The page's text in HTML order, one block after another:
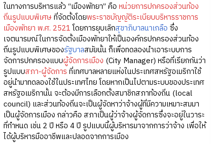
ในทางการบริหารแล้ว “เมืองพัทยา” คือ หน่วยการปกครองส่วนท้อง
ถิ่นรูปแบบพิเศษที่จัดตั้งโดยพระราชบัญญัติระเบียบบริหารราชการ
เมืองพัทยา พ.ศ. 2521โดยการยุบเลิกสุขาภิบาลนาเกลือ ซึ่ง
เจตนารมณ์ในการจัดตั้งเมืองพัทยาให้เป็นองค์กรปกครองส่วนท้อง
ถิ่นรูปแบบพิเศษของรัฐบาลสมัยนั้น ก็เพื่อทดลองนำเอาระบบการ
จัดการปกครองแบบผู้จัดการเมือง (City Manager) หรือที่เรียกกันว่า
รูปแบบสภา-ผู้จัดการ ที่เทศบาลหลายแห่งในประเทศสหรัฐอเมริกาใช้
อยู่นำมาทดลองใช้ในประเทศไทย โดยหากเป็นไปตามระบบของประเทศ
สหรัฐอเมริกานั้น จะต้องมีการเลือกตั้งสมาชิกสภาท้องถิ่น (local
council) และส่วนท้องถิ่นจะเป็นผู้จัดหาว่าจ้างผู้ที่มีความเหมาะสมมา
เป็นผู้จัดการเมือง กล่าวคือ สภาเป็นผู้ว่าจ้างผู้จัดการซึ่งจะอยู่ในวาระ
ที่กำหนด เช่น 2 ปี หรือ 4 ปี รูปแบบนี้ผู้บริหารมาจากการว่าจ้าง เพื่อให้
ได้ผู้บริหารมืออาชีพและปลอดจากการเมือง